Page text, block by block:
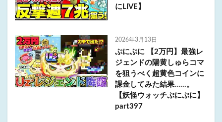
にLIVE】
2026年3月13日
ぷにぷに 【2万円】最強レ
ジェンドの陽黄しゅらコマ
を狙うべく超黄色コインに
課金してみた結果……。
【妖怪ウォッチぷにぷに】
part397